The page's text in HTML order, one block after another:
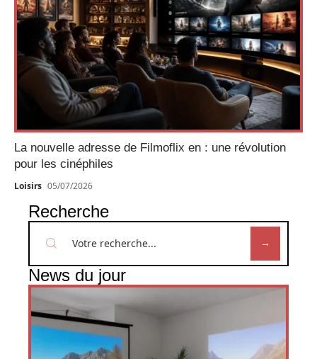
La nouvelle adresse de Filmoflix en : une révolution
pour les cinéphiles
Loisirs 05/07/2026
Recherche
News du jour